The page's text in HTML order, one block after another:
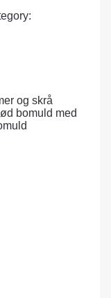
og skrå
bomuld med